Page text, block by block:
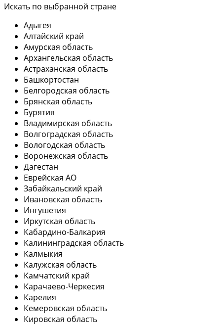
Искать по выбранной стране
Адыгея
Алтайский край
Амурская область
Архангельская область
Астраханская область
Башкортостан
Белгородская область
Брянская область
Бурятия
Владимирская область
Волгоградская область
Вологодская область
Воронежская область
Дагестан
Еврейская АО
Забайкальский край
Ивановская область
Ингушетия
Иркутская область
Кабардино-Балкария
Калининградская область
Калмыкия
Калужская область
Камчатский край
Карачаево-Черкесия
Карелия
Кемеровская область
Кировская область